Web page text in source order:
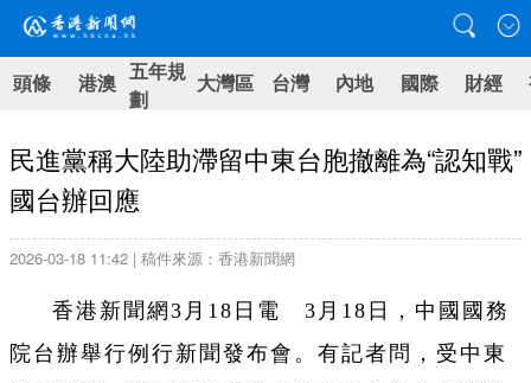
頭條 港澳 五年規
劃
大灣區 台灣 內地 國際 財經
民進黨稱大陸助滯留中東台胞撤離為“認知戰”
國台辦回應
2026-03-18 11:42 | 稿件來源：香港新聞網
香港新聞網3月18日電 3月18日，中國國務
院台辦舉行例行新聞發布會。有記者問，受中東